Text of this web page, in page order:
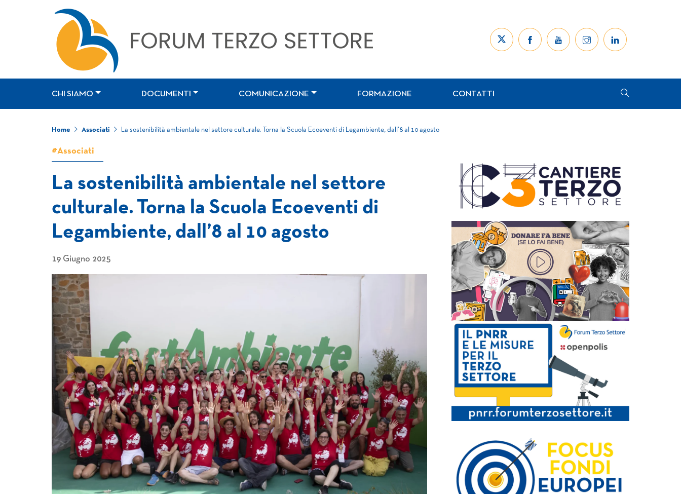
CHI SIAMO DOCUMENTI COMUNICAZIONE FORMAZIONE CONTATTI
Home Associati La sostenibilità ambientale nel settore culturale. Torna la Scuola Ecoeventi di Legambiente, dall’8 al 10 agosto
#Associati
La sostenibilità ambientale nel settore
culturale. Torna la Scuola Ecoeventi di
Legambiente, dall’8 al 10 agosto
19 Giugno 2025